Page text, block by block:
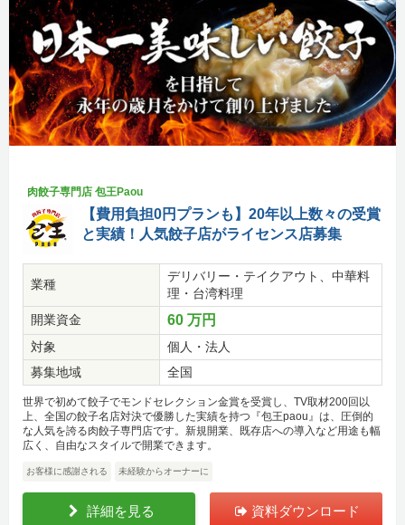
肉餃子専門店 包王Paou
【費用負担0円プランも】20年以上数々の受賞
と実績！人気餃子店がライセンス店募集
業種
デリバリー・テイクアウト、中華料
理・台湾料理
開業資金
60 万円
対象
個人・法人
募集地域
全国
世界で初めて餃子でモンドセレクション金賞を受賞し、TV取材200回以
上、全国の餃子名店対決で優勝した実績を持つ『包王paou』は、圧倒的
な人気を誇る肉餃子専門店です。新規開業、既存店への導入など用途も幅
広く、自由なスタイルで開業できます。
お客様に感謝される 未経験からオーナーに
詳細を見る 資料ダウンロード